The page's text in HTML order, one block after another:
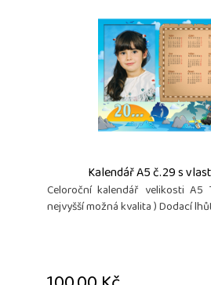
Kalendář A5 č.29 s
Celoroční kalendář velikosti
nejvyšší možná kvalita ) Dodací